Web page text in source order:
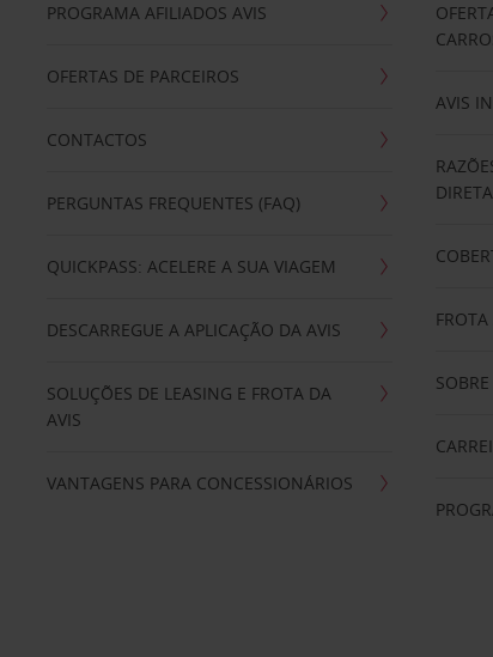
PROGRAMA AFILIADOS AVIS
OFERTAS DE PARCEIROS
CONTACTOS
PERGUNTAS FREQUENTES (FAQ)
QUICKPASS: ACELERE A SUA VIAGEM
DESCARREGUE A APLICAÇÃO DA AVIS
SOLUÇÕES DE LEASING E FROTA DA
AVIS
VANTAGENS PARA CONCESSIONÁRIOS
AVIS
FROTA